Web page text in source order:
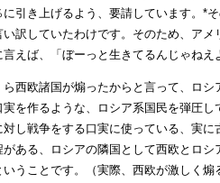
引き上げるよう、要請しています。*
訳していたわけです。そのため、ア
えば、「ぼーっと生きてるんじゃね
西欧諸国が煽ったからと言って、ロ
を作るような、ロシア系国民を弾圧
し戦争をする口実に使っている、実
ある、ロシアの隣国として西欧とロ
うことです。（実際、西欧が激しく